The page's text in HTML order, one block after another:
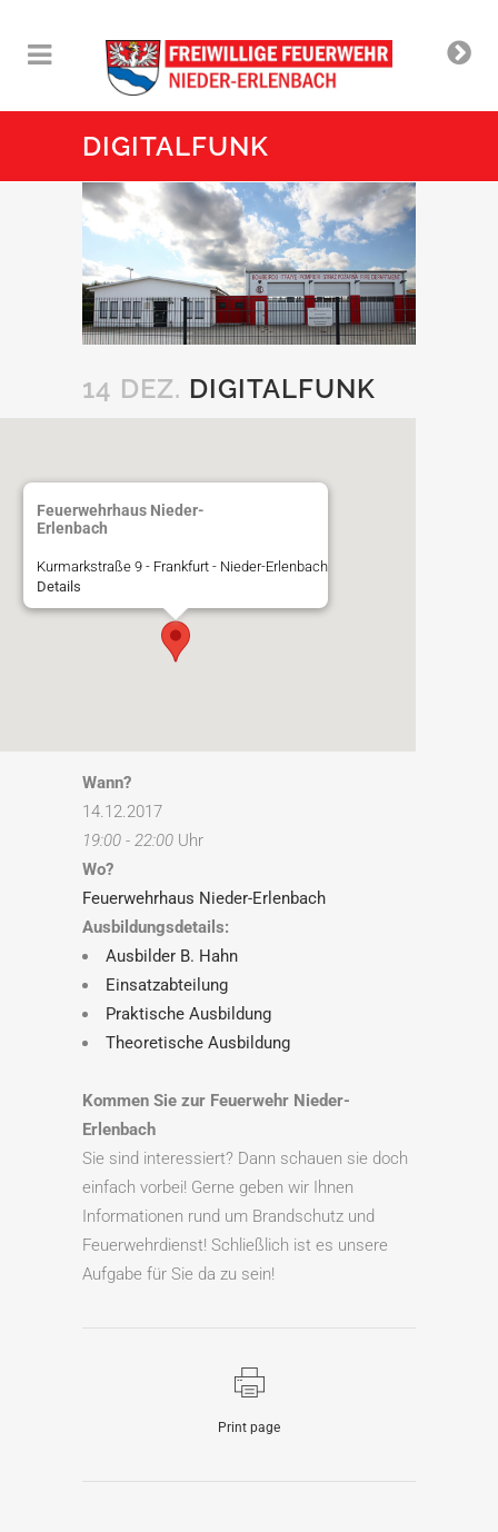
DIGITALFUNK
14 DEZ. DIGITALFUNK
Feuerwehrhaus Nieder-
Erlenbach
Kurmarkstraße 9 - Frankfurt - Nieder-Erlenbach
Details
Wann?
14.12.2017
19:00 - 22:00 Uhr
Wo?
Feuerwehrhaus Nieder-Erlenbach
Ausbildungsdetails:
Ausbilder B. Hahn
Einsatzabteilung
Praktische Ausbildung
Theoretische Ausbildung
Kommen Sie zur Feuerwehr Nieder-
Erlenbach
Sie sind interessiert? Dann schauen sie doch
einfach vorbei! Gerne geben wir Ihnen
Informationen rund um Brandschutz und
Feuerwehrdienst! Schließlich ist es unsere
Aufgabe für Sie da zu sein!
Print page